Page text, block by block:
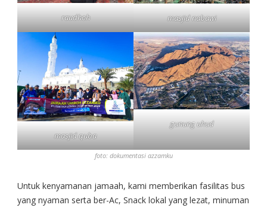
raudhoh masjid nabawi
masjid quba
gunung uhud
foto: dokumentasi azzamku
Untuk kenyamanan jamaah, kami memberikan fasilitas bus
yang nyaman serta ber-Ac, Snack lokal yang lezat, minuman